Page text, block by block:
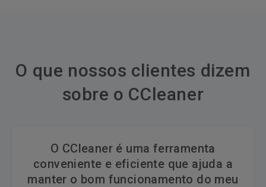
O que nossos clientes dizem
sobre o CCleaner
O CCleaner é uma ferramenta
conveniente e eficiente que ajuda a
manter o bom funcionamento do meu